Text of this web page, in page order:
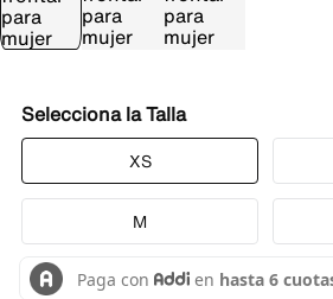
Talla
XS
M